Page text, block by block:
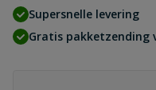
Supersnelle levering
Gratis pakketzending